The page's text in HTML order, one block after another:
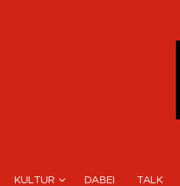
KULTUR DABEI TALK